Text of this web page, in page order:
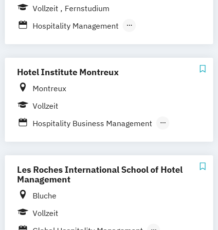
Vollzeit
Fernstudium
Hospitality Management
Industries Management
Hotel Institute Montreux
Montreux
Vollzeit
Hospitality Business Management
International Hotel Management
Les Roches International School of Hotel
Management
Bluche
Vollzeit